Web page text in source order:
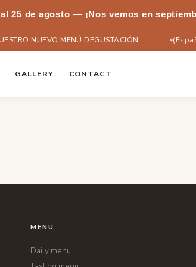
25 de agosto — ¡Nos vemos en
NUEVO MENÚ DEGUSTACIÓN
GALLERY CONTACT
MENU
Daily menu